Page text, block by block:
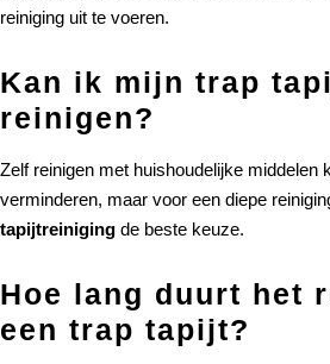
reiniging uit te voeren.
Kan ik mijn trap
reinigen?
Zelf reinigen met huishoudelijke middelen
verminderen, maar voor een diepe
tapijtreiniging de beste keuze.
Hoe lang duurt het
een trap tapijt?